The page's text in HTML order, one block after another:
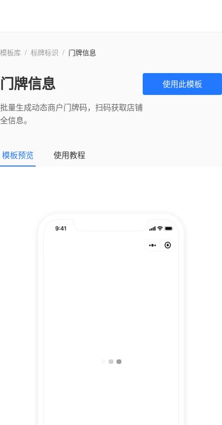
模板库 / 标牌标识 / 门牌信息
门牌信息
批量生成动态商户门牌码，扫码获取店铺
全信息。
模板预览 使用教程
使用此模板